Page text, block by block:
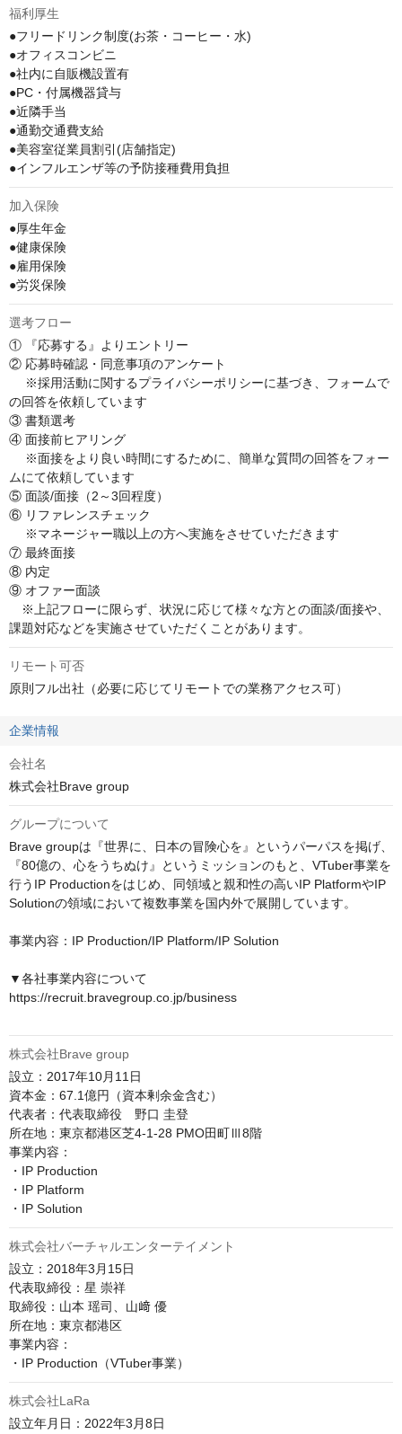
福利厚生
●フリードリンク制度(お茶・コーヒー・水)
●オフィスコンビニ
●社内に自販機設置有
●PC・付属機器貸与
●近隣手当
●通勤交通費支給
●美容室従業員割引(店舗指定)
●インフルエンザ等の予防接種費用負担
加入保険
●厚生年金
●健康保険
●雇用保険
●労災保険
選考フロー
① 『応募する』よりエントリー
② 応募時確認・同意事項のアンケート
※採用活動に関するプライバシーポリシーに基づき、フォームで
の回答を依頼しています
③ 書類選考
④ 面接前ヒアリング
※面接をより良い時間にするために、簡単な質問の回答をフォー
ムにて依頼しています
⑤ 面談/面接（2～3回程度）
⑥ リファレンスチェック
※マネージャー職以上の方へ実施をさせていただきます
⑦ 最終面接
⑧ 内定
⑨ オファー面談
※上記フローに限らず、状況に応じて様々な方との面談/面接や、
課題対応などを実施させていただくことがあります。
リモート可否
原則フル出社（必要に応じてリモートでの業務アクセス可）
企業情報
会社名
株式会社Brave group
グループについて
Brave groupは『世界に、日本の冒険心を』というパーパスを掲げ、
『80億の、心をうちぬけ』というミッションのもと、VTuber事業を
行うIP Productionをはじめ、同領域と親和性の高いIP PlatformやIP
Solutionの領域において複数事業を国内外で展開しています。
事業内容：IP Production/IP Platform/IP Solution
▼各社事業内容について
https://recruit.bravegroup.co.jp/business
株式会社Brave group
設立：2017年10月11日
資本金：67.1億円（資本剰余金含む）
代表者：代表取締役　野口 圭登
所在地：東京都港区芝4-1-28 PMO田町Ⅲ8階
事業内容：
・IP Production
・IP Platform
株式会社バーチャルエンターテイメント
設立：2018年3月15日
代表取締役：星 崇祥
取締役：山本 瑶司、山﨑 優
所在地：東京都港区
事業内容：
・IP Production（VTuber事業）
株式会社LaRa
設立年月日：2022年3月8日